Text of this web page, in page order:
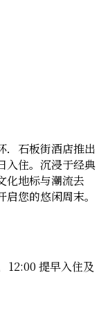
．石板街酒店推出
入住。沉浸于经典
化地标与潮流去
您的悠闲周末。
12:00 提早入住及